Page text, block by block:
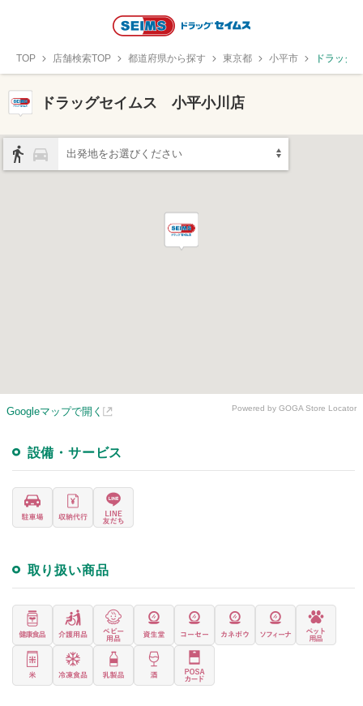
TOP 店舗検索TOP 都道府県から探す 東京都 小平市 ドラッグ
ドラッグセイムス 小平小川店
出発地をお選びください
Googleマップで開く Powered by GOGA Store Locator
設備・サービス
取り扱い商品